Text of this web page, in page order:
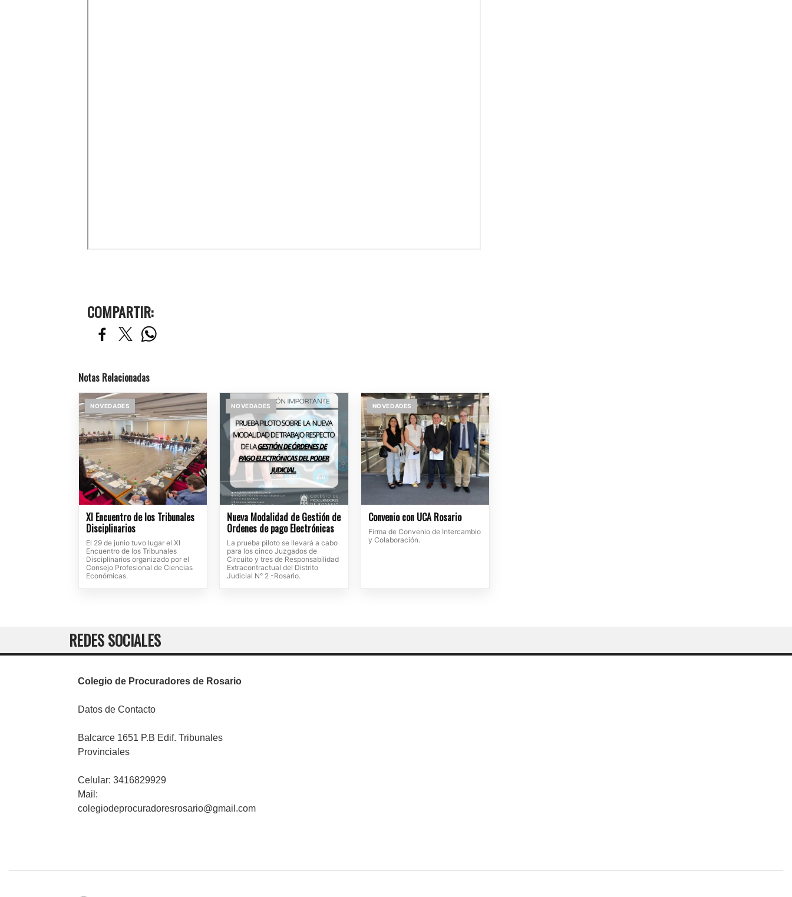
COMPARTIR:
Notas Relacionadas
NOVEDADES
XI Encuentro de los Tribunales
Disciplinarios
El 29 de junio tuvo lugar el XI
Encuentro de los Tribunales
Disciplinarios organizado por el
Consejo Profesional de Ciencias
Económicas.
NOVEDADES
Nueva Modalidad de Gestión de
Ordenes de pago Electrónicas
La prueba piloto se llevará a cabo
para los cinco Juzgados de
Circuito y tres de Responsabilidad
Extracontractual del Distrito
Judicial N° 2 -Rosario.
NOVEDADES
Convenio con UCA Rosario
Firma de Convenio de Intercambio
y Colaboración.
REDES SOCIALES
Colegio de Procuradores de Rosario
Datos de Contacto
Balcarce 1651 P.B Edif. Tribunales
Provinciales
Celular: 3416829929
Mail:
colegiodeprocuradoresrosario@gmail.com